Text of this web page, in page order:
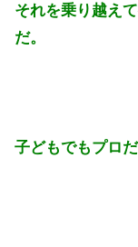
それを乗り越え
だ。
子どもでもプロ